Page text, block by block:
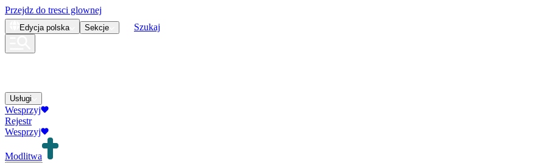
Przejdz do tresci glownej
Edycja polska Sekcje Szukaj
Usługi
Wesprzyj
Rejestr
Wesprzyj
Modlitwa